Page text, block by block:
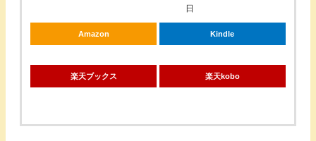
日
Amazon Kindle
楽天ブックス 楽天kobo